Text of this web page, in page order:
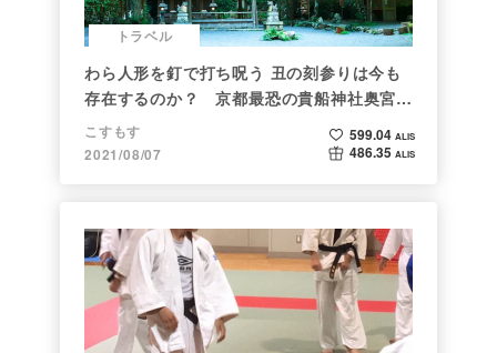
トラベル
わら人形を釘で打ち呪う 丑の刻参りは今も
存在するのか？ 京都最恐の貴船神社奥宮を
調べた
こすもす
2021/08/07
599.04 ALIS
486.35 ALIS